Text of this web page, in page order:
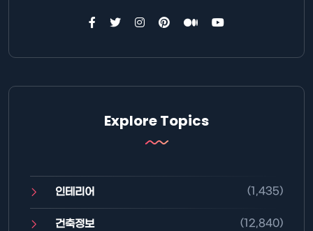
Explore Topics
인테리어 (1,435)
건축정보 (12,840)